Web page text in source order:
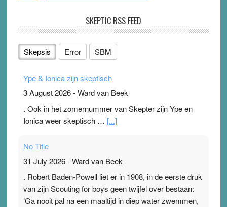
SKEPTIC RSS FEED
Skepsis Error SBM
Ype & Ionica zijn skeptisch
3 August 2026-Ward van Beek
. Ook in het zomernummer van Skepter zijn Ype en
Ionica weer skeptisch … [...]
No Title
31 July 2026-Ward van Beek
. Robert Baden-Powell liet er in 1908, in de eerste druk
van zijn Scouting for boys geen twijfel over bestaan:
‘Ga nooit pal na een maaltijd in diep water zwemmen,